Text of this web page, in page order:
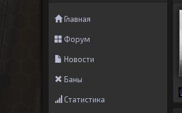
Главная
Форум
Новости
Баны
Статистика